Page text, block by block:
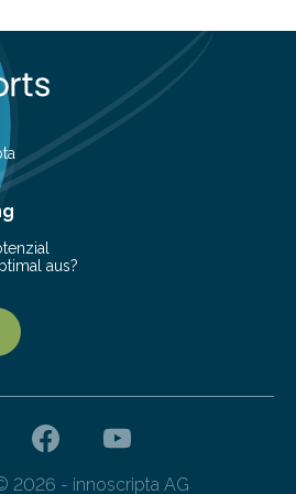
1. Multibanking-Tools: Alle
Banken bieten bereits in
Multibanking-Funktion an,
Banken…
aus?
2026 - innoscripta AG